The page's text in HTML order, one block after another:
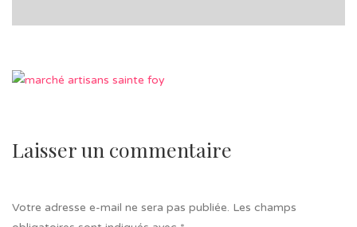
Laisser un commentaire
Votre adresse e-mail ne sera pas publiée. Les champs